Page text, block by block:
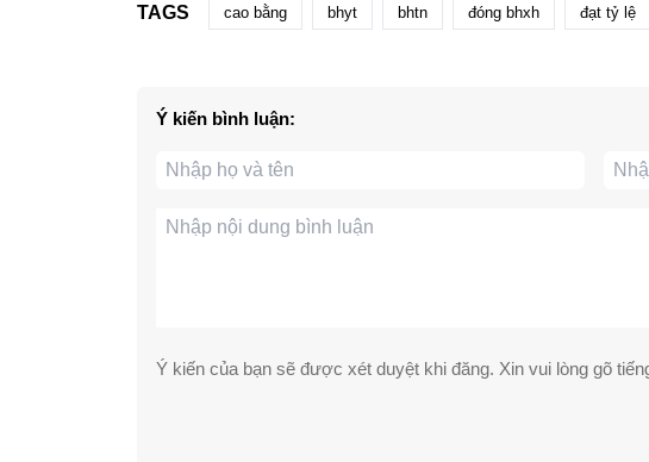
TAGS cao bằng bhyt bhtn đóng bhxh đạt tỷ lệ
Ý kiến bình luận:
Ý kiến của bạn sẽ được xét duyệt khi đăng. Xin vui lòng gõ